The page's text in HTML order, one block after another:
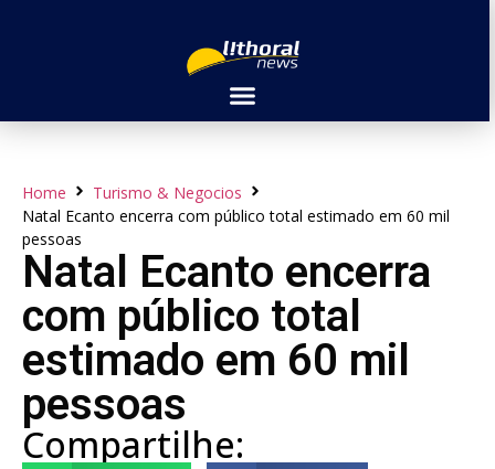
Home
Turismo & Negocios
Natal Ecanto encerra com público total estimado em 60 mil
pessoas
Natal Ecanto encerra
com público total
estimado em 60 mil
pessoas
Compartilhe: